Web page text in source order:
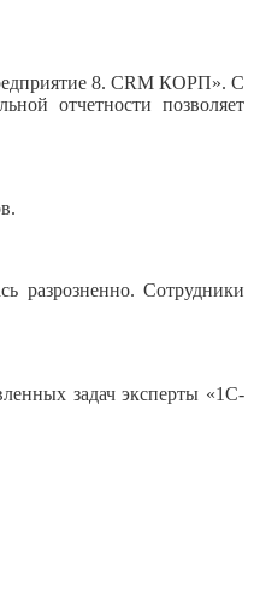
8. CRM КОРП». С
отчетности позволяет
разрозненно. Сотрудники
задач эксперты «1С-